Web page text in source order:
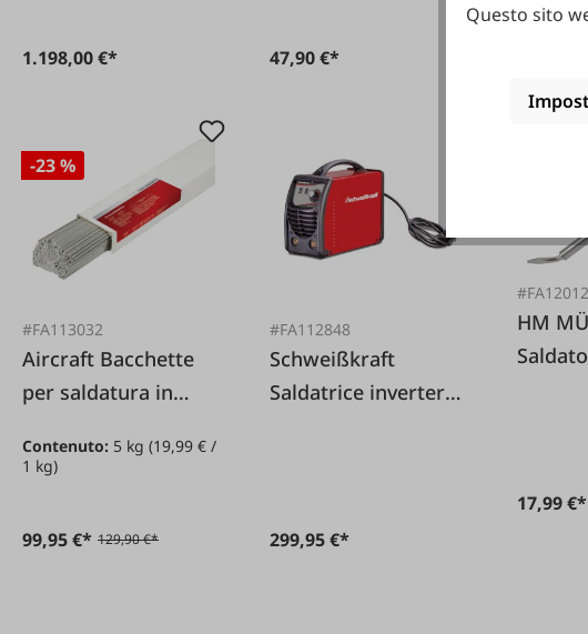
1.198,00 €* 47,90 €*
-23 %
#FA113032
Aircraft Bacchette
per saldatura in
1000 / 2 0 millimetri
Contenuto: 5 kg (19,99 € /
1 kg)
99,95 €* 129,90 €*
#FA112848
Schweißkraft
Saldatrice inverter
299,95 €*
HM
17,99 €*
Questo sito